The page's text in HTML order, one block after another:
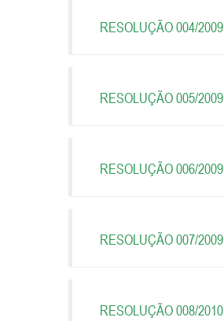
RESOLUÇÃO 004/2009
RESOLUÇÃO 005/2009
RESOLUÇÃO 006/2009
RESOLUÇÃO 007/2009
RESOLUÇÃO 008/2010